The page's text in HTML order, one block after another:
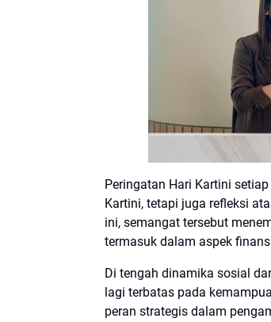
Peringatan Hari Kartini
Kartini, tetapi juga refleksi
ini, semangat tersebut
termasuk dalam aspek
Di tengah dinamika sosial
lagi terbatas pada
peran strategis dalam